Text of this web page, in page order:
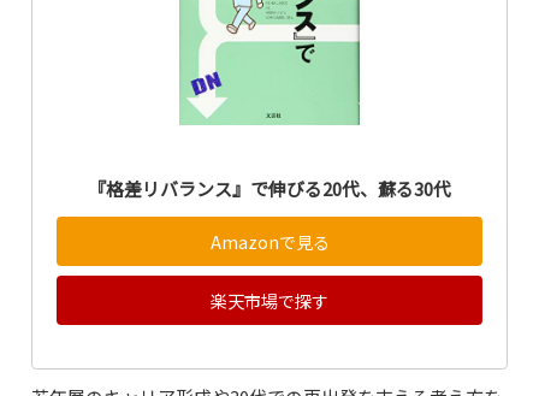
『格差リバランス』で伸びる20代、蘇る30代
Amazonで見る
楽天市場で探す